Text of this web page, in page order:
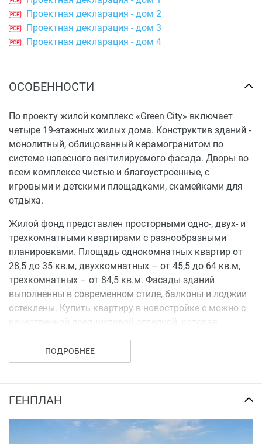
Проектная декларация - дом 2
Проектная декларация - дом 3
Проектная декларация - дом 4
ОСОБЕННОСТИ
По проекту жилой комплекс «Green City» включает
четыре 19-этажных жилых дома. Конструктив зданий -
монолитный, облицованный керамогранитом по
системе навесного вентилируемого фасада. Дворы во
всем комплексе чистые и благоустроенные, с
игровыми и детскими площадками, скамейками для
отдыха.
Жилой фонд представлен просторными одно-, двух- и
трехкомнатными квартирами с разнообразными
планировками. Площадь однокомнатных квартир от
28,5 до 35 кв.м, двухкомнатных – от 45,5 до 64 кв.м,
трехкомнатных – от 84,5 кв.м. Фасады зданий
выполненны в современном стиле, балконы и лоджии
остеклены. Купить квартиру в новостройке с можно с
качественной предчистовой отделкой, которая
ПОДРОБНЕЕ
ГЕНПЛАН